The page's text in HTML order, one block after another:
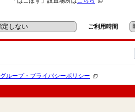
ご利用時間
グループ・プライバシーポリシー